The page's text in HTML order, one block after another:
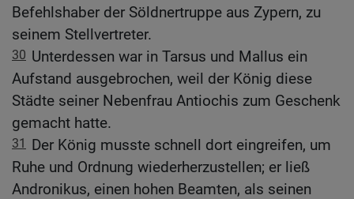
Befehlshaber der Söldnertruppe aus Zypern, zu
seinem Stellvertreter.
30 Unterdessen war in Tarsus und Mallus ein
Aufstand ausgebrochen, weil der König diese
Städte seiner Nebenfrau Antiochis zum Geschenk
gemacht hatte.
31 Der König musste schnell dort eingreifen, um
Ruhe und Ordnung wiederherzustellen; er ließ
Andronikus, einen hohen Beamten, als seinen